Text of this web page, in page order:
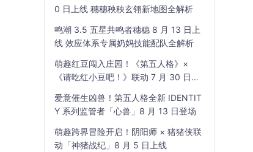
0 日上线 穗穗秧秧玄翎新地图全解析
鸣潮 3.5 五星共鸣者穗穗 8 月 13 日上
线 效应体系专属奶妈技能配队全解析
萌趣红豆闯入庄园！《第五人格》×
《请吃红小豆吧！》联动 7 月 30 日开
爱意催生凶兽！第五人格全新 IDENTIT
Y 系列监管者「心兽」8 月 13 日登场
萌趣跨界冒险开启！阴阳师 × 猪猪侠联
动「神猪战纪」8 月 5 日上线